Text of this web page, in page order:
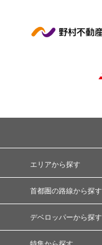
エリアから探す
首都圏の路線から探す
デベロッパーから探す